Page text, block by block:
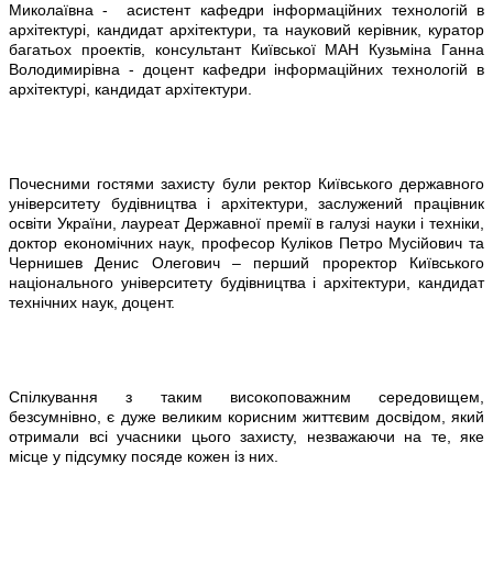
Миколаївна - асистент кафедри інформаційних технологій в
архітектурі, кандидат архітектури, та науковий керівник, куратор
багатьох проектів, консультант Київської МАН Кузьміна Ганна
Володимирівна - доцент кафедри інформаційних технологій в
архітектурі, кандидат архітектури.
Почесними гостями захисту були ректор Київського державного
університету будівництва і архітектури, заслужений працівник
освіти України, лауреат Державної премії в галузі науки і техніки,
доктор економічних наук, професор Куліков Петро Мусійович та
Чернишев Денис Олегович – перший проректор Київського
національного університету будівництва і архітектури, кандидат
технічних наук, доцент.
Спілкування з таким високоповажним середовищем,
безсумнівно, є дуже великим корисним життєвим досвідом, який
отримали всі учасники цього захисту, незважаючи на те, яке
місце у підсумку посяде кожен із них.